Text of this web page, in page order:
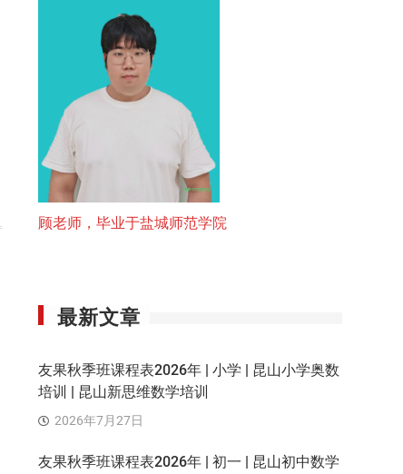
顾老师，毕业于盐城师范学院
最新文章
友果秋季班课程表2026年 | 小学 | 昆山小学奥数
培训 | 昆山新思维数学培训
2026年7月27日
友果秋季班课程表2026年 | 初一 | 昆山初中数学